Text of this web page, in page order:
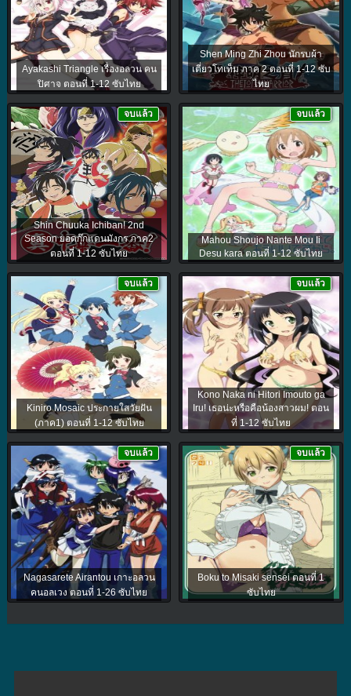
Ayakashi Triangle เรื่องอลวน คน
ปิศาจ ตอนที่ 1-12 ซับไทย
Shen Ming Zhi Zhou นักรบผ้า
เตี่ยวโทเท็ม ภาค 2 ตอนที่ 1-12 ซับ
ไทย
Shin Chuuka Ichiban! 2nd
Season ยอดกุ๊กแดนมังกร ภาค2
ตอนที่ 1-12 ซับไทย
จบแล้ว
Mahou Shoujo Nante Mou Ii
Desu kara ตอนที่ 1-12 ซับไทย
จบแล้ว
Kiniro Mosaic ประกายใสวัยฝัน
(ภาค1) ตอนที่ 1-12 ซับไทย
จบแล้ว
Kono Naka ni Hitori Imouto ga
Iru! เธอน่ะหรือคือน้องสาวผม! ตอน
ที่ 1-12 ซับไทย
จบแล้ว
Nagasarete Airantou เกาะอลวน
คนอลเวง ตอนที่ 1-26 ซับไทย
จบแล้ว
Boku to Misaki sensei ตอนที่ 1
ซับไทย
จบแล้ว